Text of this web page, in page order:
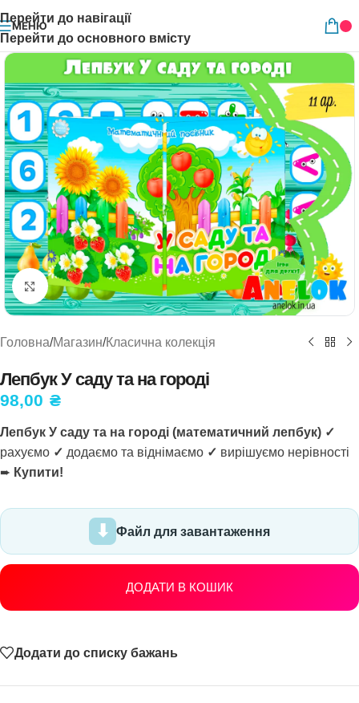
Перейти до навігації
Перейти до основного вмісту
МЕНЮ
Натисніть, щоб збільшити
Головна/Магазин/Класична колекція
Лепбук У саду та на городі
98,00 ₴
Лепбук У саду та на городі (математичний лепбук) ✓
рахуємо ✓ додаємо та віднімаємо ✓ вирішуємо нерівності
➨ Купити!
Файл для завантаження
ДОДАТИ В КОШИК
Додати до списку бажань